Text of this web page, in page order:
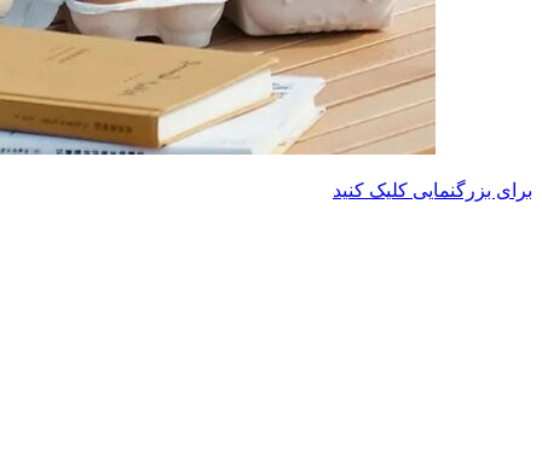
برای بزرگنمایی کلیک کنید